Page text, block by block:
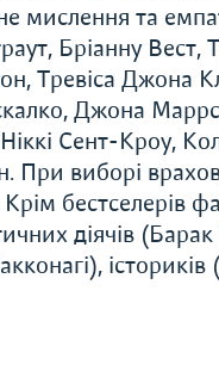
мислення та
Бріанну Вест,
Тревіса Джона
Джона
Сент-Кроу,
При виборі
бестселерів
діячів